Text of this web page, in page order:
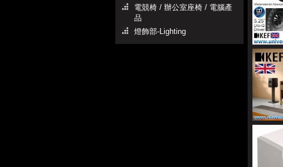
電競椅 / 辦公室座椅 / 電腦產
品
燈飾部-Lighting